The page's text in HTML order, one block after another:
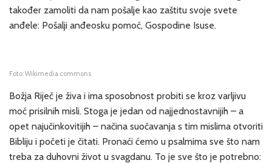
također zamoliti da nam pošalje kao zaštitu svoje svete
anđele: Pošalji anđeosku pomoć, Gospodine Isuse.
Foto: Wikimedia commons
Božja Riječ je živa i ima sposobnost probiti se kroz varljivu
moć prisilnih misli. Stoga je jedan od najjednostavnijih – a
opet najučinkovitijih – načina suočavanja s tim mislima otvoriti
Bibliju i početi je čitati. Pronaći ćemo u psalmima sve što nam
treba za duhovni život u svagdanu. To je sve što je potrebno: